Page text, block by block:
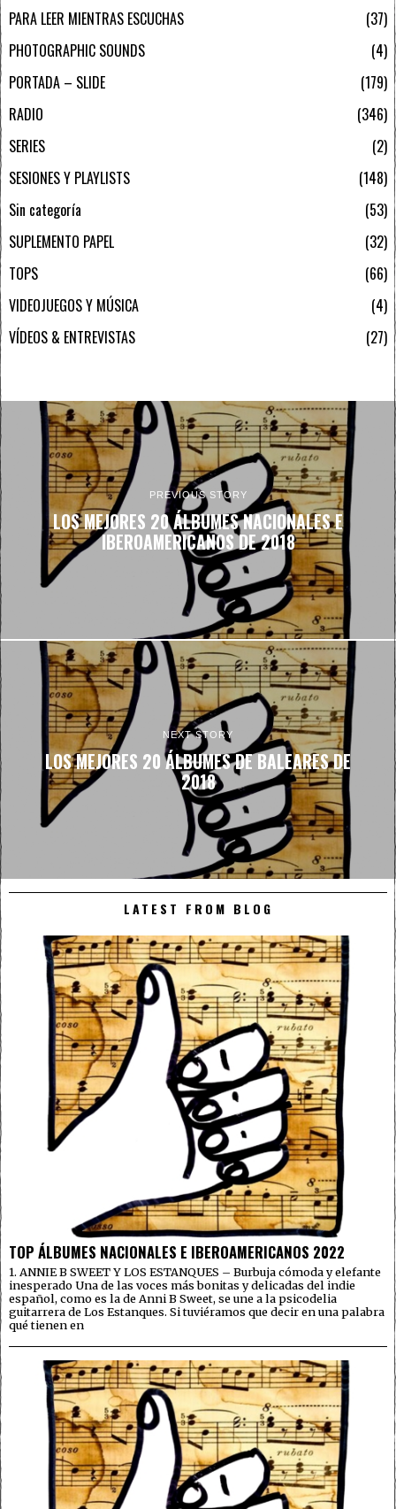
PARA LEER MIENTRAS ESCUCHAS
37
PHOTOGRAPHIC SOUNDS
4
PORTADA – SLIDE
179
RADIO
346
SERIES
2
SESIONES Y PLAYLISTS
148
Sin categoría
53
SUPLEMENTO PAPEL
32
TOPS
66
VIDEOJUEGOS Y MÚSICA
4
VÍDEOS & ENTREVISTAS
27
PREVIOUS STORY
LOS MEJORES 20 ÁLBUMES NACIONALES E
IBEROAMERICANOS DE 2018
NEXT STORY
LOS MEJORES 20 ÁLBUMES DE BALEARES DE
2018
LATEST FROM BLOG
TOP ÁLBUMES NACIONALES E IBEROAMERICANOS 2022
1. ANNIE B SWEET Y LOS ESTANQUES – Burbuja cómoda y elefante
inesperado Una de las voces más bonitas y delicadas del indie
español, como es la de Anni B Sweet, se une a la psicodelia
guitarrera de Los Estanques. Si tuviéramos que decir en una palabra
qué tienen en